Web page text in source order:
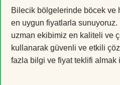
Bilecik bölgelerinde böcek ve
en uygun fiyatlarla
uzman ekibimiz en kaliteli ve
kullanarak güvenli ve etkili
fazla bilgi ve fiyat teklifi almak